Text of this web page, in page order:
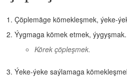
Çöplemäge kömekleşmek, ýeke-
Ýygmaga kömek etmek, ýygyşmak.
Körek çöpleşmek.
Ýeke-ýeke saýlamaga